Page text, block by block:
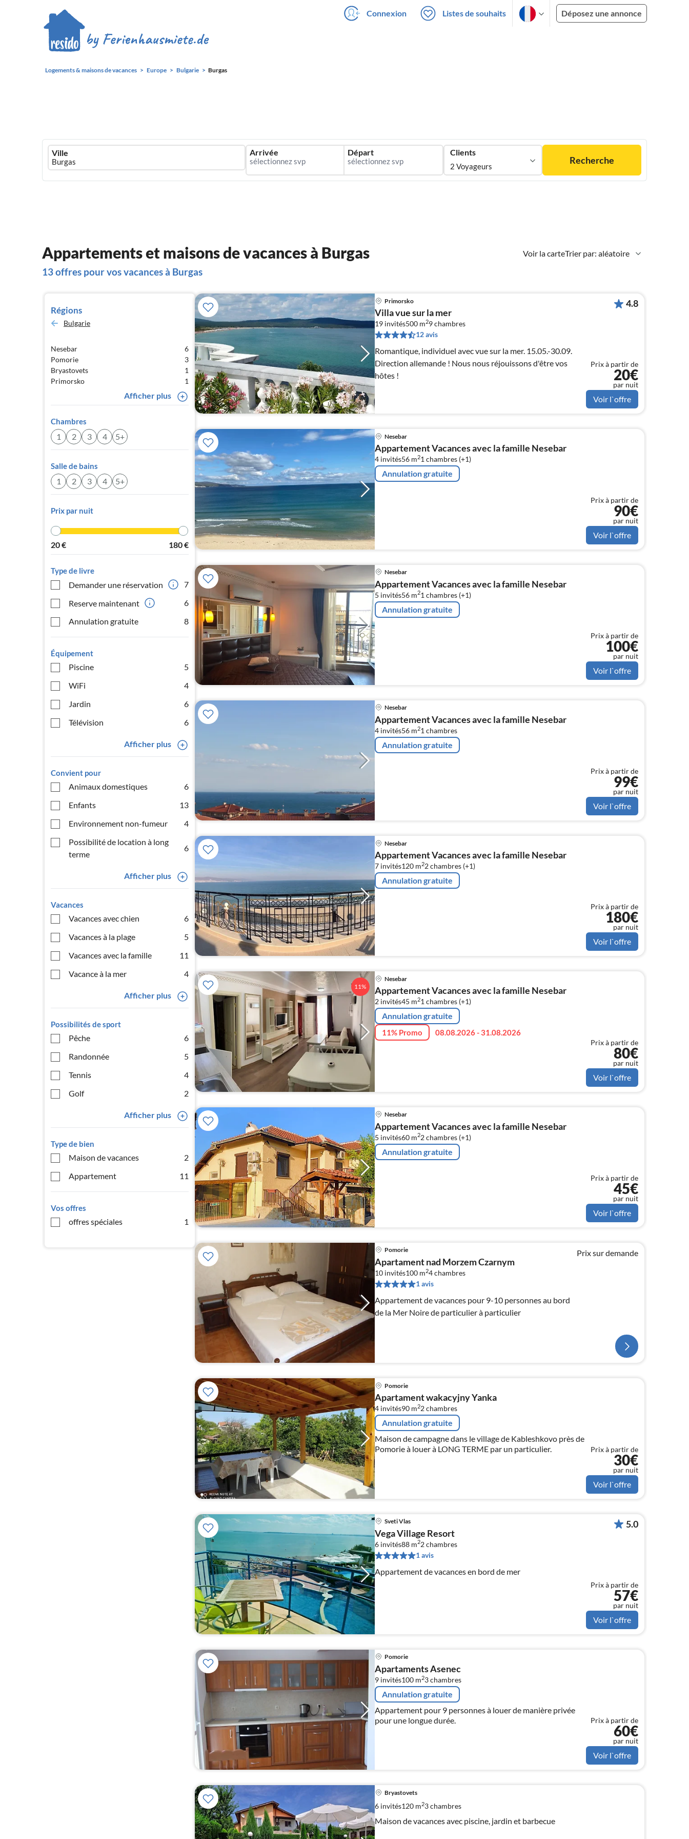
Connexion Listes de souhaits Déposez une annonce
Logements & maisons de vacances Europe Bulgarie Burgas
Ferienhausmiete
logo
Ville Arrivée Départ Clients
2 Voyageurs
Recherche
Voir la carteTrier par: aléatoire
Appartements et maisons de vacances à Burgas
13 offres pour vos vacances à Burgas
Régions
Bulgarie
Nesebar
6
Pomorie
3
Bryastovets
1
Primorsko
1
Afficher plus
Chambres
1 2 3 4 5+
Salle de bains
1 2 3 4 5+
Prix par nuit
20€ 180€
Type de livre
Demander une réservation
7
Reserve maintenant
6
Annulation gratuite
8
Équipement
Piscine
5
WiFi
4
Jardin
6
Télévision
6
Afficher plus
Convient pour
Animaux domestiques
6
Enfants
13
Environnement non-fumeur
4
Possibilité de location à long
terme
6
Afficher plus
Vacances
Vacances avec chien
6
Vacances à la plage
5
Vacances avec la famille
11
Vacance à la mer
4
Afficher plus
Possibilités de sport
Pêche
6
Randonnée
5
Tennis
4
Golf
2
Afficher plus
Type de bien
Maison de vacances
2
Appartement
11
Vos offres
offres spéciales 1
Primorsko
Villa vue sur la mer
19 invités500 m29chambres
12 avis
Romantique, individuel avec vue sur la mer. 15.05.-30.09.
Direction allemande ! Nous nous réjouissons d'être vos
hôtes !
4.8
Prix à partir de
20€
par nuit
Voir l`offre
Nesebar
Appartement Vacances avec la famille Nesebar
4 invités56 m21 chambres (+1)
Annulation gratuite
Prix à partir de
90€
par nuit
Voir l`offre
Nesebar
Appartement Vacances avec la famille Nesebar
5 invités56 m21 chambres (+1)
Annulation gratuite
Prix à partir de
100€
par nuit
Voir l`offre
Nesebar
Appartement Vacances avec la famille Nesebar
4 invités56 m21 chambres
Annulation gratuite
Prix à partir de
99€
par nuit
Voir l`offre
Nesebar
Appartement Vacances avec la famille Nesebar
7 invités120 m22chambres (+1)
Annulation gratuite
Prix à partir de
180€
par nuit
Voir l`offre
11%
Nesebar
Appartement Vacances avec la famille Nesebar
2 invités45 m21chambres (+1)
Annulation gratuite
11% Promo 08.08.2026 - 31.08.2026
Prix à partir de
80€
par nuit
Voir l`offre
Nesebar
Appartement Vacances avec la famille Nesebar
5 invités60 m22chambres (+1)
Annulation gratuite
Prix à partir de
45€
par nuit
Voir l`offre
Pomorie
Apartament nad Morzem Czarnym
10 invités100 m24chambres
1 avis
Appartement de vacances pour 9-10 personnes au bord
de la Mer Noire de particulier à particulier
Prix sur demande
Pomorie
Apartament wakacyjny Yanka
4 invités90 m22chambres
Annulation gratuite
Maison de campagne dans le village de Kableshkovo près de
Pomorie à louer à LONG TERME par un particulier.
Prix à partir de
30€
par nuit
Voir l`offre
Sveti Vlas
Vega Village Resort
6 invités88 m22chambres
1 avis
Appartement de vacances en bord de mer
5.0
Prix à partir de
57€
par nuit
Voir l`offre
Pomorie
Apartaments Asenec
9 invités100 m23chambres
Annulation gratuite
Appartement pour 9 personnes à louer de manière privée
pour une longue durée.
Prix à partir de
60€
par nuit
Voir l`offre
Bryastovets
6 invités120 m23chambres
Maison de vacances avec piscine, jardin et barbecue